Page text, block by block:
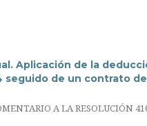
Aplicación de la
seguido de un contrato
A LA RESOLUCIÓN